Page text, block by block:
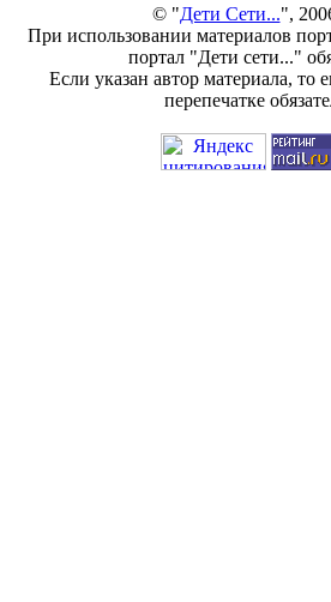
© "Дети Сети...",
При использовании материалов
портал "Дети сети..."
Если указан автор материала, то
перепечатке